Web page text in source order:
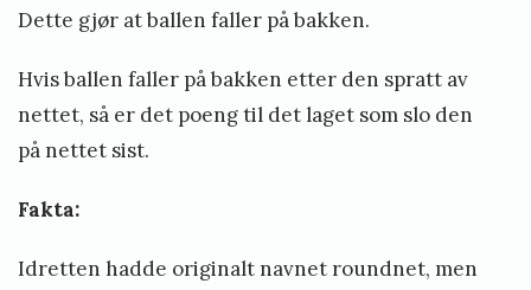
Dette gjør at ballen faller på bakken.
Hvis ballen faller på bakken etter den spratt av
nettet, så er det poeng til det laget som slo den
på nettet sist.
Fakta:
Idretten hadde originalt navnet roundnet, men